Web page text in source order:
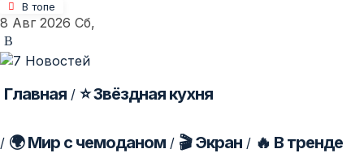
В топе
8 Авг 2026 Сб,
Главная ⭐ Звёздная кухня
🌍 Мир с чемоданом 🎬 Экран 🔥 В тренде